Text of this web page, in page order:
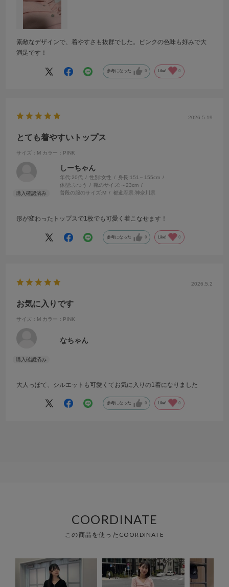
素敵なデザインで、着やすさも抜群でした。ピンクの色味も好みで大
満足です！
参考になった 0 Like! 0
2026.5.19
とても着やすいトップス
サイズ：M カラー：PINK
しーちゃん
年代:20代 性別:女性 身長:151～155cm
体型: ふつう 靴のサイズ: ～23cm
普段の服のサイズ:M 都道府県:神奈川県
形が変わったトップスで1枚でも可愛く着こなせます！
参考になった 0 Like! 0
2026.5.2
お気に入りです
サイズ：M カラー：PINK
なちゃん
大人っぽて、シルエットも可愛くてお気に入りの1着になりました
参考になった 0 Like! 0
COORDINATE
この商品を使ったCOORDINATE